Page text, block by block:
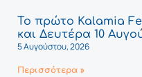
Το πρώτο Kalamia
και Δευτέρα 10
5 Αυγούστου, 2026
Περισσότερα »